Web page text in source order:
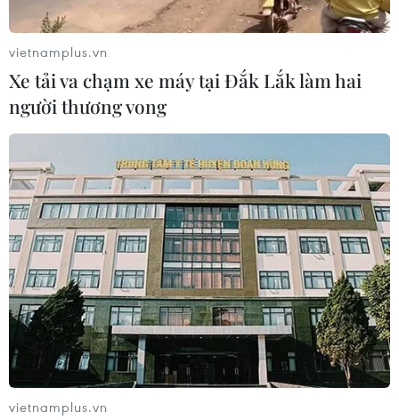
vietnamplus.vn
Xe tải va chạm xe máy tại Đắk Lắk làm hai
người thương vong
vietnamplus.vn